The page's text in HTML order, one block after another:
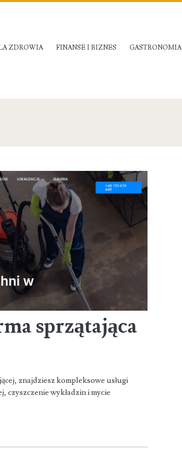
ZDROWIA FINANSE I BIZNES GASTRONOMIA
sprzątająca
znajdziesz kompleksowe usługi
czyszczenie wykładzin i mycie